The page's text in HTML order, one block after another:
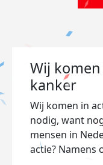
Wij
kanker
Wij komen in
nodig, want
mensen in
actie? Namens